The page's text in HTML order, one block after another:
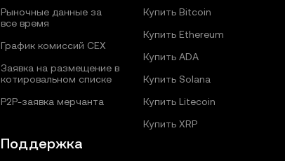
Рыночные данные за
все время
График комиссий CEX
Заявка на размещение в
котировальном списке
P2P‑заявка мерчанта
Поддержка
Купить Bitcoin
Купить Ethereum
Купить ADA
Купить Solana
Купить Litecoin
Купить XRP